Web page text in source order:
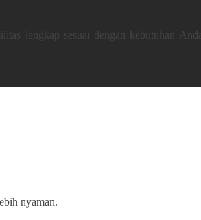
lengkap sesuai dengan kebutuhan
nyaman.